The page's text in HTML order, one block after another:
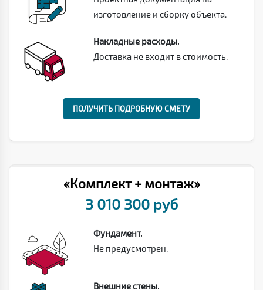
изготовление и сборку объекта.
Накладные расходы.
Доставка не входит в стоимость.
ПОЛУЧИТЬ ПОДРОБНУЮ СМЕТУ
«Комплект + монтаж»
3 010 300 руб
Фундамент.
Не предусмотрен.
Внешние стены.